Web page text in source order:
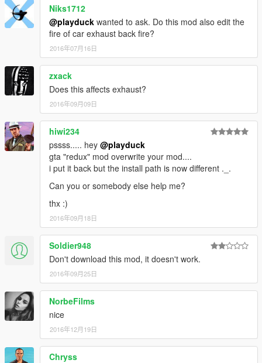
Niks1712
@playduck wanted to ask. Do this mod also edit the
fire of car exhaust back fire?
2016年07月16日
zxack
Does this affects exhaust?
2016年09月09日
hiwi234
pssss..... hey @playduck
gta "redux" mod overwrite your mod....
i put it back but the install path is now different ._.
Can you or somebody else help me?
thx :)
2016年09月18日
Soldier948
Don't download this mod, it doesn't work.
2016年09月25日
NorbeFilms
nice
2016年12月19日
Chryss